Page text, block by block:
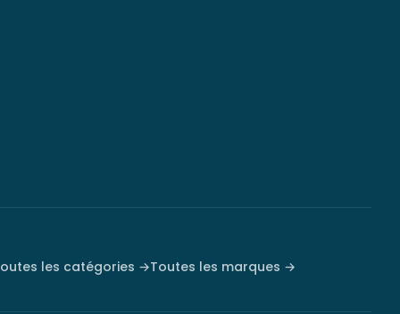
les catégories →Toutes les marques →